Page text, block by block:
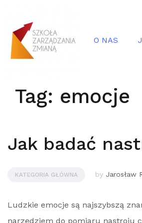
O NAS
Tag: emocje
Jak badać
KATEGORIA GŁÓWNA by Jarosław
Ludzkie emocje są najszybszą
narzędziem do pomiaru nastroju